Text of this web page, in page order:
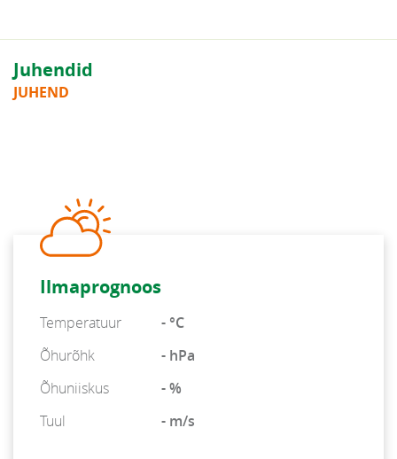
Juhendid
JUHEND
Ilmaprognoos
Temperatuur
- °C
Õhurõhk
- hPa
Õhuniiskus
- %
Tuul
- m/s